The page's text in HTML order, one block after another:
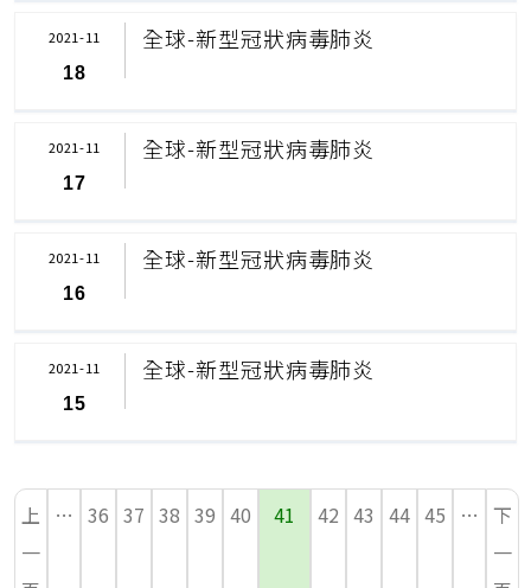
全球-新型冠狀病毒肺炎
2021-11
18
全球-新型冠狀病毒肺炎
2021-11
17
全球-新型冠狀病毒肺炎
2021-11
16
全球-新型冠狀病毒肺炎
2021-11
15
上
一
… 36 37 38 39 40 41 42 43 44 45 … 下
一